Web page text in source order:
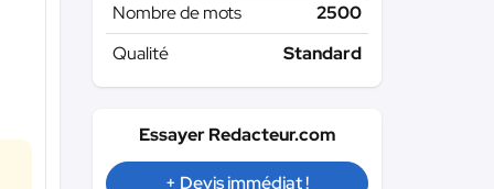
Nombre de mots
2500
Qualité
Standard
Essayer Redacteur.com
+ Devis immédiat !